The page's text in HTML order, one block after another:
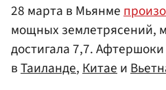
28 марта в Мьянме
мощных землетрясений,
достигала 7,7.
вТаиланде,Китаеи